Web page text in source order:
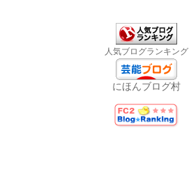
人気ブログランキング
にほんブログ村